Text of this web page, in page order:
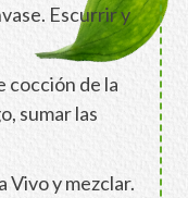
Escurrir y
cocción de la
sumar las
Vivo y mezclar.